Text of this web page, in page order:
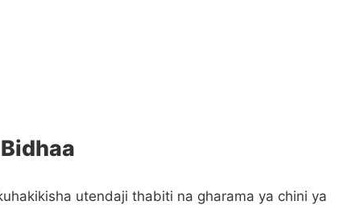
utendaji thabiti na gharama ya chini ya